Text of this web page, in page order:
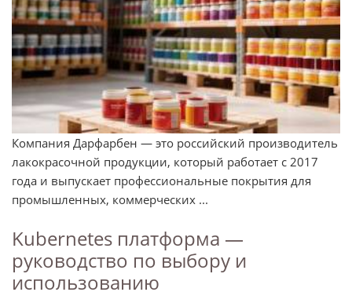
Компания Дарфарбен — это российский производитель
лакокрасочной продукции, который работает с 2017
года и выпускает профессиональные покрытия для
промышленных, коммерческих ...
Kubernetes платформа —
руководство по выбору и
использованию